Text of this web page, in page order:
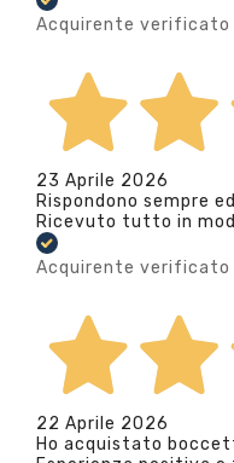
Acquirente verificato
23 Aprile 2026
Rispondono sempre
Ricevuto tutto in
Acquirente verificato
22 Aprile 2026
Ho acquistato